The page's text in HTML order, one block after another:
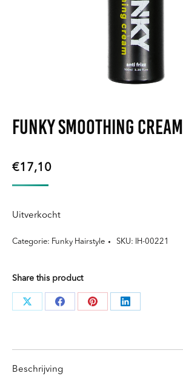
FUNKY Smoothing Cream
€17,10
Uitverkocht
Categorie: Funky Hairstyle SKU: IH-00221
Share this product
Deel
Deel
Deel
Deel
Beschrijving